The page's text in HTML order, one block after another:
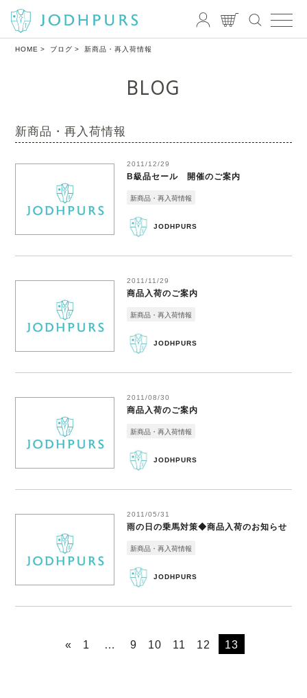
HOME ブログ 新商品・再入荷情報
BLOG
新商品・再入荷情報
2011/12/29
B級品セール 開催のご案内
JODHPURS
新商品・再入荷情報
2011/11/29
商品入荷のご案内
JODHPURS
新商品・再入荷情報
2011/08/30
商品入荷のご案内
JODHPURS
新商品・再入荷情報
2011/05/31
雨の日の乗馬対策◆商品入荷のお知らせ
JODHPURS
新商品・再入荷情報
« 1 … 9 10 11 12 13